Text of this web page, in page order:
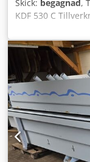
EVA-smältlim
Varmluftssystem
och rundning
Limdragande
Skick: begagnad,
KDF 530 C
mm Kantens
Limningsenhet:
Poleringsenhet: Ja